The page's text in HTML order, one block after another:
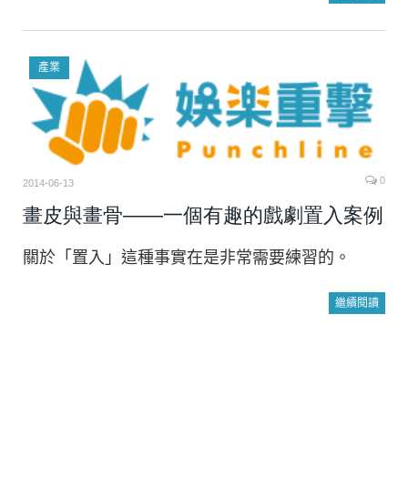
產業
2014-06-13 0
畫皮與畫骨——一個有趣的戲劇置入案例
關於「置入」這種事實在是非常需要練習的。
繼續閱讀